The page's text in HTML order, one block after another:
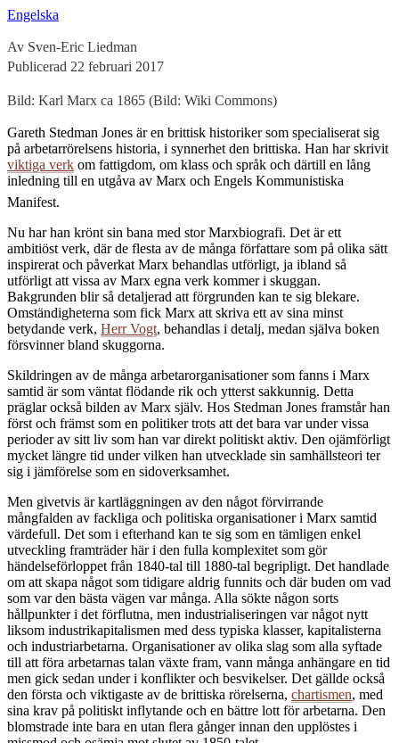
Engelska
Av Sven-Eric Liedman
Publicerad 22 februari 2017
Bild: Karl Marx ca 1865 (Bild: Wiki Commons)
Gareth Stedman Jones är en brittisk historiker som specialiserat sig
på arbetarrörelsens historia, i synnerhet den brittiska. Han har skrivit
viktiga verk om fattigdom, om klass och språk och därtill en lång
inledning till en utgåva av Marx och Engels Kommunistiska
Manifest.
Nu har han krönt sin bana med stor Marxbiografi. Det är ett
ambitiöst verk, där de flesta av de många författare som på olika sätt
inspirerat och påverkat Marx behandlas utförligt, ja ibland så
utförligt att vissa av Marx egna verk kommer i skuggan.
Bakgrunden blir så detaljerad att förgrunden kan te sig blekare.
Omständigheterna som fick Marx att skriva ett av sina minst
betydande verk, Herr Vogt, behandlas i detalj, medan själva boken
försvinner bland skuggorna.
Skildringen av de många arbetarorganisationer som fanns i Marx
samtid är som väntat flödande rik och ytterst sakkunnig. Detta
präglar också bilden av Marx själv. Hos Stedman Jones framstår han
först och främst som en politiker trots att det bara var under vissa
perioder av sitt liv som han var direkt politiskt aktiv. Den ojämförligt
mycket längre tid under vilken han utvecklade sin samhällsteori ter
sig i jämförelse som en sidoverksamhet.
Men givetvis är kartläggningen av den något förvirrande
mångfalden av fackliga och politiska organisationer i Marx samtid
värdefull. Det som i efterhand kan te sig som en tämligen enkel
utveckling framträder här i den fulla komplexitet som gör
händelseförloppet från 1840-tal till 1880-tal begripligt. Det handlade
om att skapa något som tidigare aldrig funnits och där buden om vad
som var den bästa vägen var många. Alla sökte någon sorts
hållpunkter i det förflutna, men industrialiseringen var något nytt
liksom industrikapitalismen med dess typiska klasser, kapitalisterna
och industriarbetarna. Organisationer av olika slag som alla syftade
till att föra arbetarnas talan växte fram, vann många anhängare en tid
men gick sedan under i konflikter och besvikelser. Det gällde också
den första och viktigaste av de brittiska rörelserna, chartismen, med
sina krav på politiskt inflytande och en bättre lott för arbetarna. Den
blomstrade inte bara en utan flera gånger innan den upplöstes i